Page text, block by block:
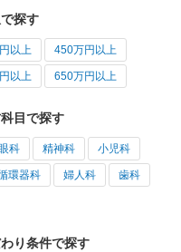
探す
以上 450万円以上
以上 650万円以上
目で探す
眼科 精神科 小児科
環器科 婦人科 歯科
り条件で探す